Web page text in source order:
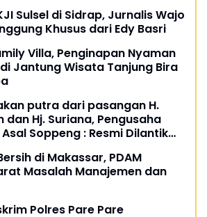
Sulsel di Sidrap, Jurnalis Wajo
Khusus dari Edy Basri
Villa, Penginapan Nyaman
Jantung Wisata Tanjung Bira
putra dari pasangan H.
dan Hj. Suriana, Pengusaha
Soppeng : Resmi Dilantik
di Makassar, PDAM
Masalah Manajemen dan
Polres Pare Pare